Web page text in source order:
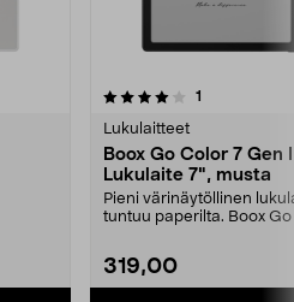
1
Lukulaitteet
Boox Go Color 7 Gen
Lukulaite 7", musta
Pieni värinäytöllinen
tuntuu paperilta. Boox Go
319,00
3.0 viidestä